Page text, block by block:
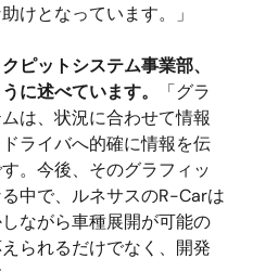
けとなっています。」
ピットシステム事業部、
に述べています。
「グラ
は、状況に合わせて情報
ライバへ的確に情報を伝
。今後、そのグラフィッ
中で、ルネサスのR-Carは
ながら車種展開が可能の
られるだけでなく、開発